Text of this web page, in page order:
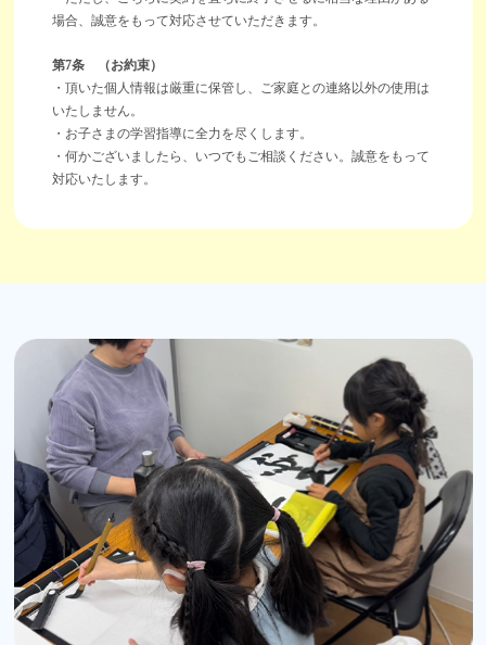
場合、誠意をもって対応させていただきます。
第7条 （お約束）
・頂いた個人情報は厳重に保管し、ご家庭との連絡以外の使用は
いたしません。
・お子さまの学習指導に全力を尽くします。
・何かございましたら、いつでもご相談ください。誠意をもって
対応いたします。